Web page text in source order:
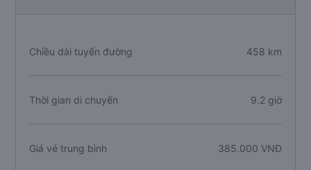
Chiều dài tuyến đường 458 km
Thời gian di chuyển 9.2 giờ
Giá vé trung bình 385.000 VNĐ